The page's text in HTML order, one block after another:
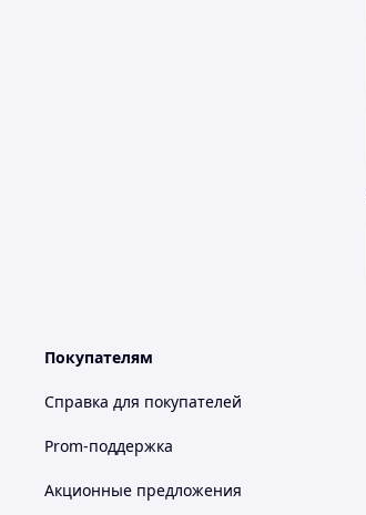
Покупателям
Справка для покупателей
Prom-поддержка
Акционные предложения